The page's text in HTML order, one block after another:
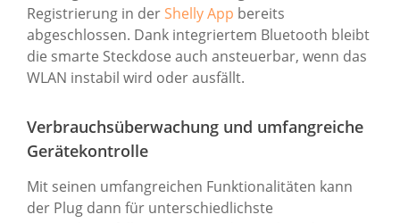
Registrierung in derShelly App bereits
abgeschlossen. Dank integriertem Bluetooth bleibt
die smarte Steckdose auch ansteuerbar, wenn das
WLAN instabil wird oder ausfällt.
Verbrauchsüberwachung und umfangreiche
Gerätekontrolle
Mit seinen umfangreichen Funktionalitäten kann
der Plug dann für unterschiedlichste